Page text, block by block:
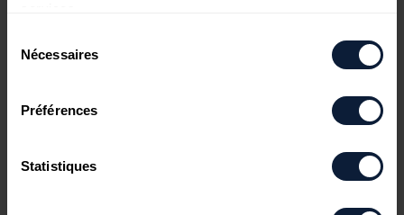
Nécessaires
Préférences
Statistiques